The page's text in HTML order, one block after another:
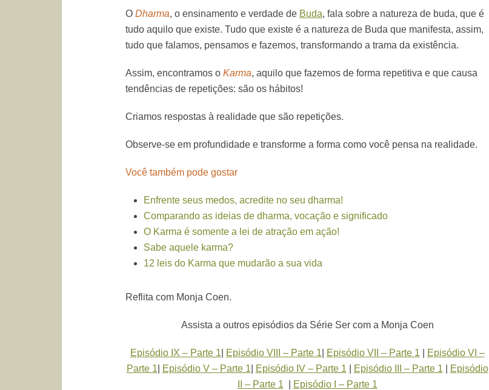
O Dharma, o ensinamento e verdade de Buda, fala sobre a natureza de buda, que é
tudo aquilo que existe. Tudo que existe é a natureza de Buda que manifesta, assim,
tudo que falamos, pensamos e fazemos, transformando a trama da existência.
Assim, encontramos o Karma, aquilo que fazemos de forma repetitiva e que causa
tendências de repetições: são os hábitos!
Criamos respostas à realidade que são repetições.
Observe-se em profundidade e transforme a forma como você pensa na realidade.
Você também pode gostar
Enfrente seus medos, acredite no seu dharma!
Comparando as ideias de dharma, vocação e significado
O Karma é somente a lei de atração em ação!
Sabe aquele karma?
12 leis do Karma que mudarão a sua vida
Reflita com Monja Coen.
Assista a outros episódios da Série Ser com a Monja Coen
Episódio IX – Parte 1| Episódio VIII – Parte 1| Episódio VII – Parte 1|
Episódio VI –
Parte 1| Episódio V – Parte 1| Episódio IV – Parte 1| Episódio III – Parte 1|
Episódio
II – Parte 1| Episódio I – Parte 1